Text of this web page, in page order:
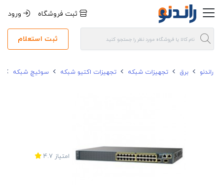
ثبت فروشگاه ورود
ثبت استعلام
راندنو برق تجهیزات شبکه تجهیزات اکتیو شبکه سوئیچ شبکه
امتیاز 4.7